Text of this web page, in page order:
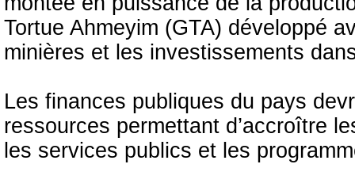
Tortue Ahmeyim (GTA) développé
minières et les investissements
Les finances publiques du pays
ressources permettant d’accroître
les services publics et les